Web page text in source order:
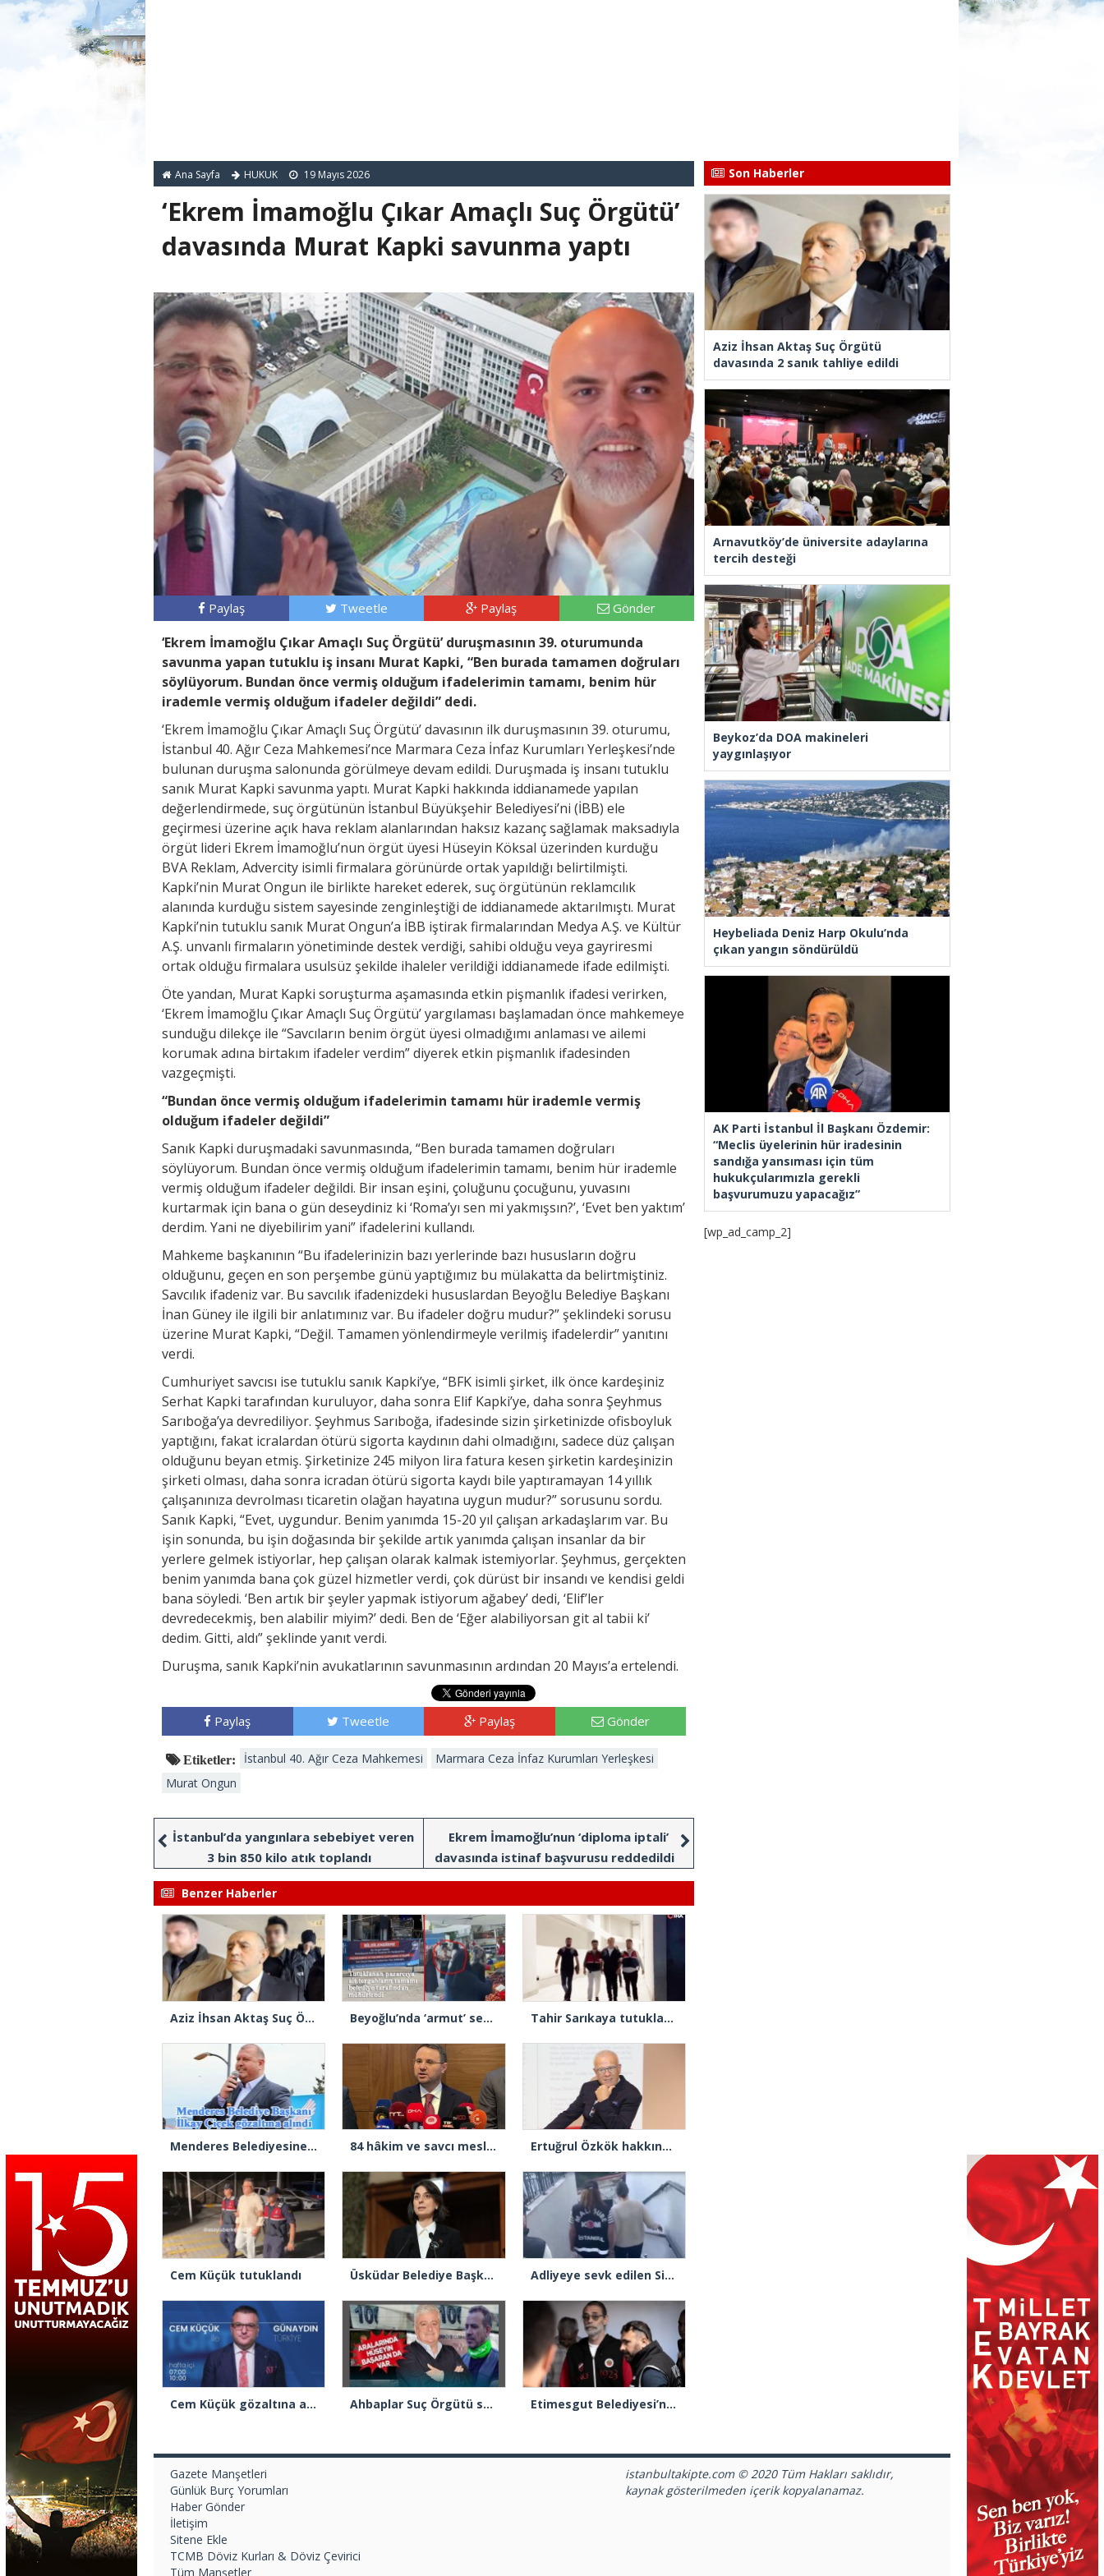
Ana Sayfa HUKUK 19 Mayıs 2026
‘Ekrem İmamoğlu Çıkar Amaçlı Suç Örgütü’
davasında Murat Kapki savunma yaptı
Paylaş Tweetle Paylaş Gönder
‘Ekrem İmamoğlu Çıkar Amaçlı Suç Örgütü’ duruşmasının 39. oturumunda
savunma yapan tutuklu iş insanı Murat Kapki, “Ben burada tamamen doğruları
söylüyorum. Bundan önce vermiş olduğum ifadelerimin tamamı, benim hür
irademle vermiş olduğum ifadeler değildi” dedi.
‘Ekrem İmamoğlu Çıkar Amaçlı Suç Örgütü’ davasının ilk duruşmasının 39. oturumu,
İstanbul 40. Ağır Ceza Mahkemesi’nce Marmara Ceza İnfaz Kurumları Yerleşkesi’nde
bulunan duruşma salonunda görülmeye devam edildi. Duruşmada iş insanı tutuklu
sanık Murat Kapki savunma yaptı. Murat Kapki hakkında iddianamede yapılan
değerlendirmede, suç örgütünün İstanbul Büyükşehir Belediyesi’ni (İBB) ele
geçirmesi üzerine açık hava reklam alanlarından haksız kazanç sağlamak maksadıyla
örgüt lideri Ekrem İmamoğlu’nun örgüt üyesi Hüseyin Köksal üzerinden kurduğu
BVA Reklam, Advercity isimli firmalara görünürde ortak yapıldığı belirtilmişti.
Kapki’nin Murat Ongun ile birlikte hareket ederek, suç örgütünün reklamcılık
alanında kurduğu sistem sayesinde zenginleştiği de iddianamede aktarılmıştı. Murat
Kapki’nin tutuklu sanık Murat Ongun’a İBB iştirak firmalarından Medya A.Ş. ve Kültür
A.Ş. unvanlı firmaların yönetiminde destek verdiği, sahibi olduğu veya gayriresmi
ortak olduğu firmalara usulsüz şekilde ihaleler verildiği iddianamede ifade edilmişti.
Öte yandan, Murat Kapki soruşturma aşamasında etkin pişmanlık ifadesi verirken,
‘Ekrem İmamoğlu Çıkar Amaçlı Suç Örgütü’ yargılaması başlamadan önce mahkemeye
sunduğu dilekçe ile “Savcıların benim örgüt üyesi olmadığımı anlaması ve ailemi
korumak adına birtakım ifadeler verdim” diyerek etkin pişmanlık ifadesinden
vazgeçmişti.
“Bundan önce vermiş olduğum ifadelerimin tamamı hür irademle vermiş
olduğum ifadeler değildi”
Sanık Kapki duruşmadaki savunmasında, “Ben burada tamamen doğruları
söylüyorum. Bundan önce vermiş olduğum ifadelerimin tamamı, benim hür irademle
vermiş olduğum ifadeler değildi. Bir insan eşini, çoluğunu çocuğunu, yuvasını
kurtarmak için bana o gün deseydiniz ki ‘Roma’yı sen mi yakmışsın?’, ‘Evet ben yaktım’
derdim. Yani ne diyebilirim yani” ifadelerini kullandı.
Mahkeme başkanının “Bu ifadelerinizin bazı yerlerinde bazı hususların doğru
olduğunu, geçen en son perşembe günü yaptığımız bu mülakatta da belirtmiştiniz.
Savcılık ifadeniz var. Bu savcılık ifadenizdeki hususlardan Beyoğlu Belediye Başkanı
İnan Güney ile ilgili bir anlatımınız var. Bu ifadeler doğru mudur?” şeklindeki sorusu
üzerine Murat Kapki, “Değil. Tamamen yönlendirmeyle verilmiş ifadelerdir” yanıtını
verdi.
Cumhuriyet savcısı ise tutuklu sanık Kapki’ye, “BFK isimli şirket, ilk önce kardeşiniz
Serhat Kapki tarafından kuruluyor, daha sonra Elif Kapki’ye, daha sonra Şeyhmus
Sarıboğa’ya devrediliyor. Şeyhmus Sarıboğa, ifadesinde sizin şirketinizde ofisboyluk
yaptığını, fakat icralardan ötürü sigorta kaydının dahi olmadığını, sadece düz çalışan
olduğunu beyan etmiş. Şirketinize 245 milyon lira fatura kesen şirketin kardeşinizin
şirketi olması, daha sonra icradan ötürü sigorta kaydı bile yaptıramayan 14 yıllık
çalışanınıza devrolması ticaretin olağan hayatına uygun mudur?” sorusunu sordu.
Sanık Kapki, “Evet, uygundur. Benim yanımda 15-20 yıl çalışan arkadaşlarım var. Bu
işin sonunda, bu işin doğasında bir şekilde artık yanımda çalışan insanlar da bir
yerlere gelmek istiyorlar, hep çalışan olarak kalmak istemiyorlar. Şeyhmus, gerçekten
benim yanımda bana çok güzel hizmetler verdi, çok dürüst bir insandı ve kendisi geldi
bana söyledi. ‘Ben artık bir şeyler yapmak istiyorum ağabey’ dedi, ‘Elif’ler
devredecekmiş, ben alabilir miyim?’ dedi. Ben de ‘Eğer alabiliyorsan git al tabii ki’
dedim. Gitti, aldı” şeklinde yanıt verdi.
Duruşma, sanık Kapki’nin avukatlarının savunmasının ardından 20 Mayıs’a ertelendi.
Paylaş Tweetle Paylaş Gönder
Etiketler: İstanbul 40. Ağır Ceza Mahkemesi
Marmara Ceza İnfaz Kurumları Yerleşkesi
Murat Ongun
İstanbul’da yangınlara sebebiyet veren
3 bin 850 kilo atık toplandı
Ekrem İmamoğlu’nun ‘diploma iptali’
davasında istinaf başvurusu reddedildi
Benzer Haberler
Aziz İhsan Aktaş Suç Örgütü davasında 2 sanık tahliye edildi Beyoğlu’nda ‘armut’ seçme tartışmasında müşterinin başına kalas fırlatan pazarcı tutuklandı Tahir Sarıkaya tutuklandı
Menderes Belediyesine operasyon: Başkan Çiçek ve 13 kişi gözaltında 84 hâkim ve savcı meslekten çıkarıldı Ertuğrul Özkök hakkında re’sen soruşturma başlatıldı
Cem Küçük tutuklandı Üsküdar Belediye Başkanı Sinem Dedetaş tutuklandı Adliyeye sevk edilen Sinem Dedetaş’ın ifadesine başlandı
Cem Küçük gözaltına alındı Ahbaplar Suç Örgütü soruşturmasında 7 şüpheli tutuklandı Etimesgut Belediyesi’ne operasyon: 55 şüpheliye gözaltı kararı
Son Haberler
Aziz İhsan Aktaş Suç Örgütü
davasında 2 sanık tahliye edildi
Arnavutköy’de üniversite adaylarına
tercih desteği
Beykoz’da DOA makineleri
yaygınlaşıyor
Heybeliada Deniz Harp Okulu’nda
çıkan yangın söndürüldü
AK Parti İstanbul İl Başkanı Özdemir:
“Meclis üyelerinin hür iradesinin
sandığa yansıması için tüm
hukukçularımızla gerekli
başvurumuzu yapacağız”
[wp_ad_camp_2]
Gazete Manşetleri
Günlük Burç Yorumları
Haber Gönder
İletişim
Sitene Ekle
TCMB Döviz Kurları & Döviz Çevirici
Tüm Manşetler
istanbultakipte.com © 2020 Tüm Hakları saklıdır,
kaynak gösterilmeden içerik kopyalanamaz.